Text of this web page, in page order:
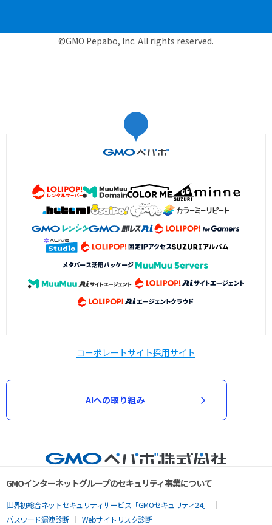
©GMO Pepabo, Inc. All rights reserved.
コーポレートサイト採用サイト
AIへの取り組み
GMOインターネットグループのセキュリティ事業について
世界初総合ネットセキュリティサービス「GMOセキュリティ24」
パスワード漏洩診断
Webサイトリスク診断